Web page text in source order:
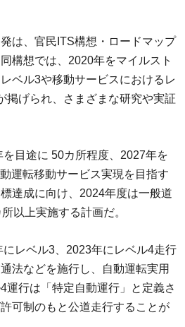
は、官民ITS構想・ロードマップ
構想では、2020年をマイルスト
ベル3や移動サービスにおけるレ
掲げられ、さまざまな研究や実証
目途に 50カ所程度、2027年を
運転移動サービス実現を目指す
達成に向け、2024年度は一般道
以上実施する計画だ。
レベル3、2023年にレベル4走行
法などを施行し、自動運転実用
運行は「特定自動運行」と定義さ
可制のもと公道走行することが